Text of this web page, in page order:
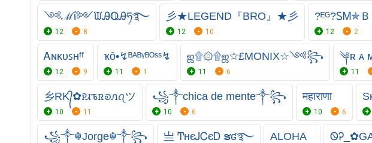
༺ℳΐ༻ᙡᎯ⁣ℚᎯཧ࿐
12 8
彡★LEGEND『BRO』★彡
12 10
⁣?ᴱᴳ?ᏚᎷ✯
12 2
Ꭺɴᴋᴜꜱʜㅤᶠᶠ
12 9
ҡȏ•↯ᴮᴬᴮᵞᴮᴼˢˢ↯
11 1
ஜ۩۞۩ஜ☆£MONIX☆༺꧂
11 6
༆ʀ ᴀ
11
乡RK᭄✿ꭾꮧꮦꮢꭷꮑꪖツ
10 11
꧁༒chica de mente༒꧂
10 6
महाराणा
10 6
꧁༒☬Jorge☬༒꧂ 亗 ͲнєᎫᏟєᎠ ຮʛ࿐ ALOHA